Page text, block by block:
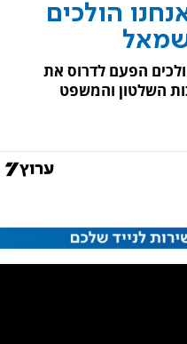
קרא לערוץ 7: אנחנו הולכים
הפעם לדרוס את
השלטון והמשפט